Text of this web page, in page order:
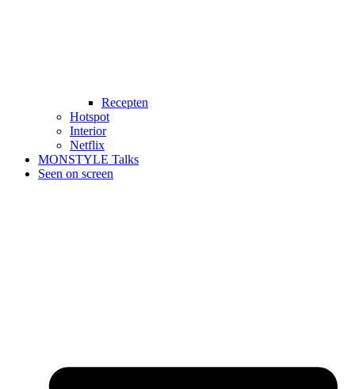
Recepten
Hotspot
Interior
Netflix
MONSTYLE Talks
Seen on screen